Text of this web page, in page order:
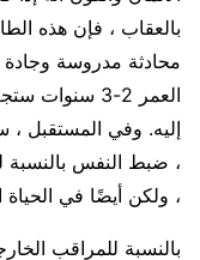
بالعقاب ، فإن هذه
محادثة مدروسة
العمر 2-3
إليه. وفي المستقبل ،
، ضبط النفس بالنسبة
، ولكن أيضًا في الحياة
بالنسبة للمراقب